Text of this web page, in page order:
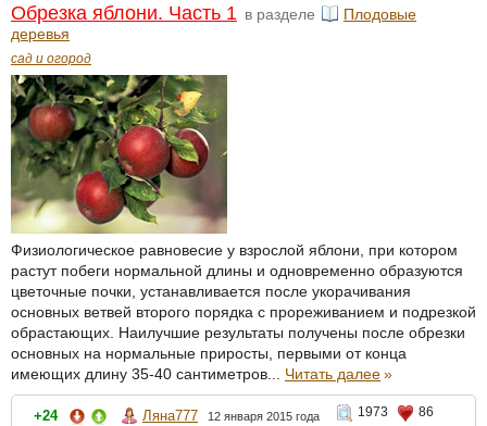
Обрезка яблони. Часть 1 в разделе
Плодовые
деревья
сад и огород
Физиологическое равновесие у взрослой яблони, при котором
растут побеги нормальной длины и одновременно образуются
цветочные почки, устанавливается после укорачивания
основных ветвей второго порядка с прореживанием и подрезкой
обрастающих. Наилучшие результаты получены после обрезки
основных на нормальные приросты, первыми от конца
имеющих длину 35-40 сантиметров... Читать далее»
+24 Ляна777 12 января 2015 года 1973
86